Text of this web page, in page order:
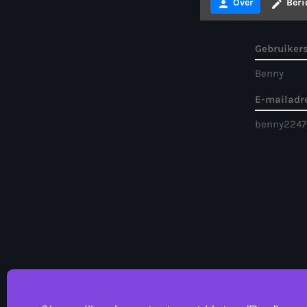
person Over create
Benny
E-